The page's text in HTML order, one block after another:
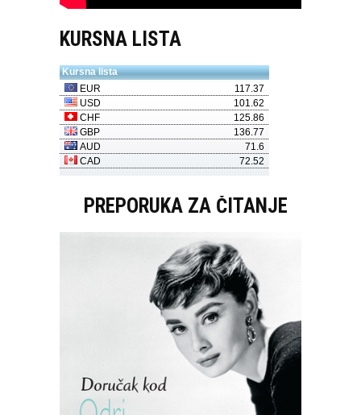
KURSNA LISTA
PREPORUKA ZA ČITANJE